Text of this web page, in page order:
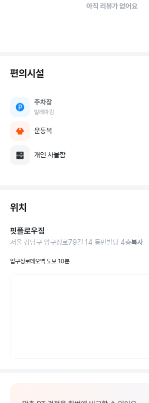
아직 리뷰가 없어요
편의시설
주차장
발레파킹
운동복
개인 사물함
위치
핏플로우짐
서울 강남구 압구정로79길 14 동민빌딩 4층복사
압구정로데오역 도보 10분